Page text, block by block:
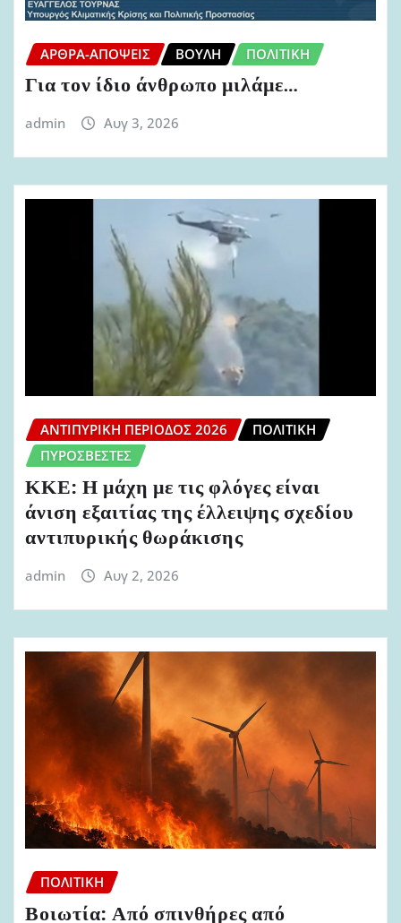
ΆΡΘΡΑ-ΑΠΌΨΕΙΣ ΒΟΥΛΉ ΠΟΛΙΤΙΚΉ
Για τον ίδιο άνθρωπο μιλάμε…
admin Αυγ 3, 2026
ΑΝΤΙΠΥΡΙΚΉ ΠΕΡΊΟΔΟΣ 2026
ΠΟΛΙΤΙΚΉ
ΠΥΡΟΣΒΈΣΤΕΣ
ΚΚΕ: Η μάχη με τις φλόγες είναι
άνιση εξαιτίας της έλλειψης σχεδίου
αντιπυρικής θωράκισης
admin Αυγ 2, 2026
ΠΟΛΙΤΙΚΉ
Βοιωτία: Από σπινθήρες από